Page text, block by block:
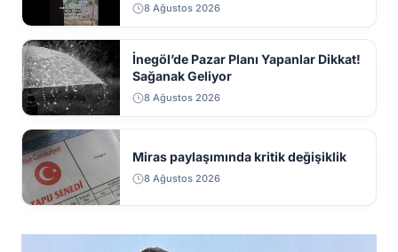
8 Ağustos 2026
İnegöl’de Pazar Planı Yapanlar Dikkat!
Sağanak Geliyor
8 Ağustos 2026
Miras paylaşımında kritik değişiklik
8 Ağustos 2026